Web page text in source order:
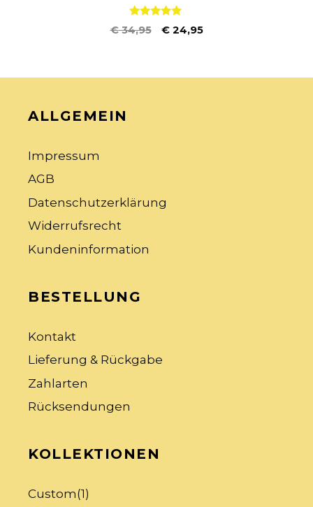
5.00
von 5
€34,95 €24,95
ALLGEMEIN
Impressum
AGB
Datenschutzerklärung
Widerrufsrecht
Kundeninformation
BESTELLUNG
Kontakt
Lieferung & Rückgabe
Zahlarten
Rücksendungen
KOLLEKTIONEN
Custom(1)